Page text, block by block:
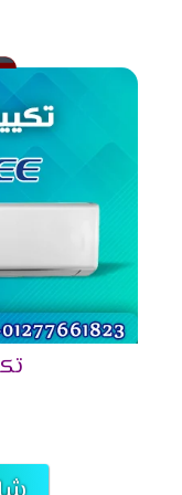
أخرى عند
التى كانت
التميز
انفرد
الهواء
لكى يكون
الاشخاص
وبجهاز
يحتوى